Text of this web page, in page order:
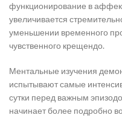
функционирование в
увеличивается
уменьшении временного
чувственного крещендо.
Ментальные изучения
испытывают самые
сутки перед важным
начинает более подробно